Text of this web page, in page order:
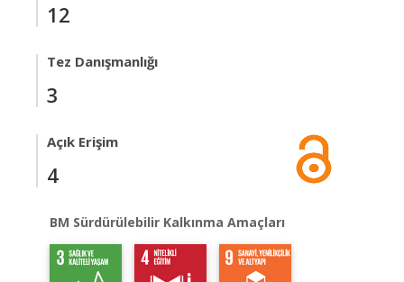
12
Tez Danışmanlığı
3
Açık Erişim
4
BM Sürdürülebilir Kalkınma Amaçları